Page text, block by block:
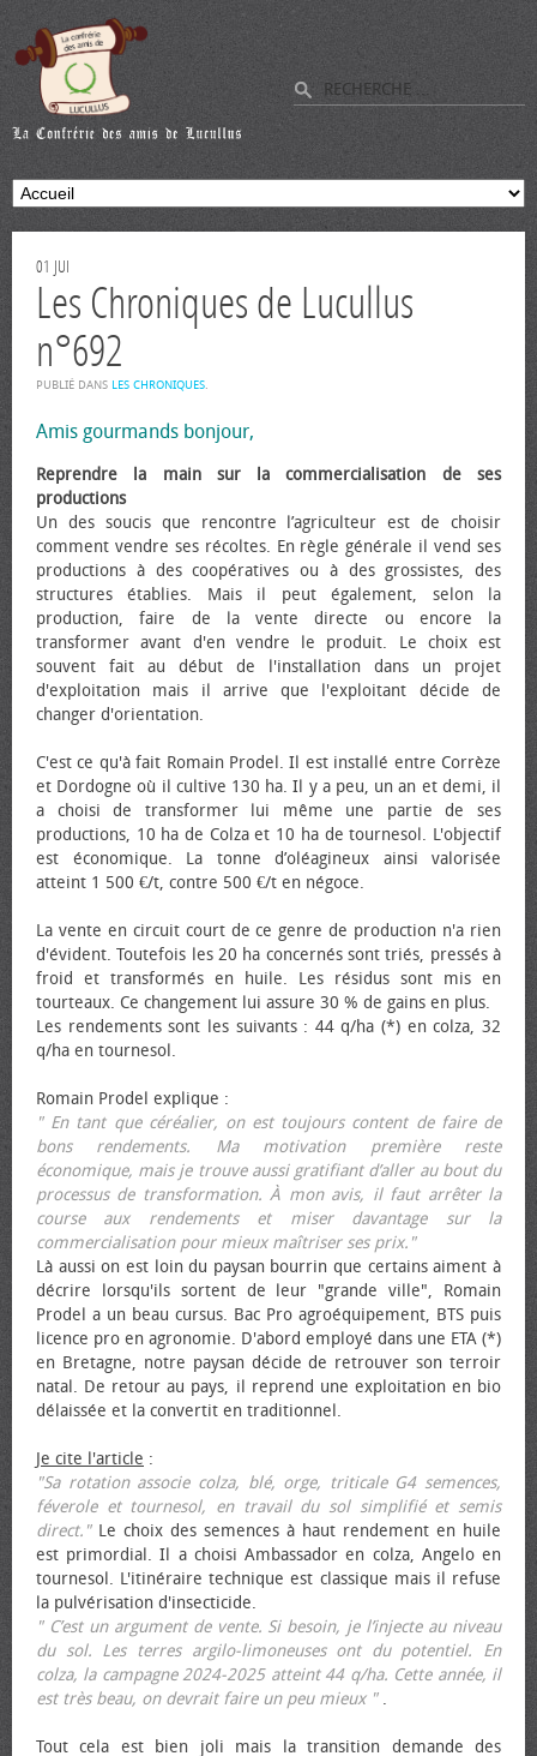
01 JUI
Les Chroniques de Lucullus
n°692
PUBLIÉ DANS LES CHRONIQUES.
Amis gourmands bonjour,
Reprendre la main sur la commercialisation de ses
productions
Un des soucis que rencontre l’agriculteur est de choisir
comment vendre ses récoltes. En règle générale il vend ses
productions à des coopératives ou à des grossistes, des
structures établies. Mais il peut également, selon la
production, faire de la vente directe ou encore la
transformer avant d'en vendre le produit. Le choix est
souvent fait au début de l'installation dans un projet
d'exploitation mais il arrive que l'exploitant décide de
changer d'orientation.
C'est ce qu'à fait Romain Prodel. Il est installé entre Corrèze
et Dordogne où il cultive 130 ha. Il y a peu, un an et demi, il
a choisi de transformer lui même une partie de ses
productions, 10 ha de Colza et 10 ha de tournesol. L'objectif
est économique. La tonne d’oléagineux ainsi valorisée
atteint 1 500 €/t, contre 500 €/t en négoce.
La vente en circuit court de ce genre de production n'a rien
d'évident. Toutefois les 20 ha concernés sont triés, pressés à
froid et transformés en huile. Les résidus sont mis en
tourteaux. Ce changement lui assure 30 % de gains en plus.
Les rendements sont les suivants : 44 q/ha (*) en colza, 32
q/ha en tournesol.
Romain Prodel explique :
" En tant que céréalier, on est toujours content de faire de
bons rendements. Ma motivation première reste
économique, mais je trouve aussi gratifiant d’aller au bout du
processus de transformation. À mon avis, il faut arrêter la
course aux rendements et miser davantage sur la
commercialisation pour mieux maîtriser ses prix."
Là aussi on est loin du paysan bourrin que certains aiment à
décrire lorsqu'ils sortent de leur "grande ville", Romain
Prodel a un beau cursus. Bac Pro agroéquipement, BTS puis
licence pro en agronomie. D'abord employé dans une ETA (*)
en Bretagne, notre paysan décide de retrouver son terroir
natal. De retour au pays, il reprend une exploitation en bio
délaissée et la convertit en traditionnel.
Je cite l'article :
"Sa rotation associe colza, blé, orge, triticale G4 semences,
féverole et tournesol, en travail du sol simplifié et semis
direct."Le choix des semences à haut rendement en huile
est primordial. Il a choisi Ambassador en colza, Angelo en
tournesol. L'itinéraire technique est classique mais il refuse
la pulvérisation d'insecticide.
" C’est un argument de vente. Si besoin, je l’injecte au niveau
du sol. Les terres argilo-limoneuses ont du potentiel. En
colza, la campagne 2024-2025 atteint 44 q/ha. Cette année, il
est très beau, on devrait faire un peu mieux ".
Tout cela est bien joli mais la transition demande des